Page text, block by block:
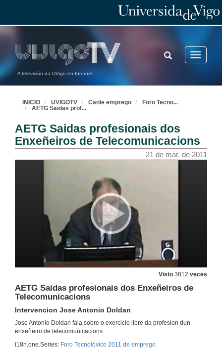
A televisión da UVigo en Internet
Toggle
TOGGLE
SEARCH
INICIO UVIGOTV Canle emprego Foro Tecno...
AETG Saidas prof...
AETG Saidas profesionais dos
Enxeñeiros de Telecomunicacions
21 de mar. de 2011
Visto 3812 veces
AETG Saidas profesionais dos Enxeñeiros de
Telecomunicacions
Intervencion Jose Antonio Doldan
Jose Antonio Doldan fala sobre o exercicio libre da profesion dun
enxeñeiro de telecomunicacions.
i18n.one.Series: Foro Tecnolóxico 2011 de emprego